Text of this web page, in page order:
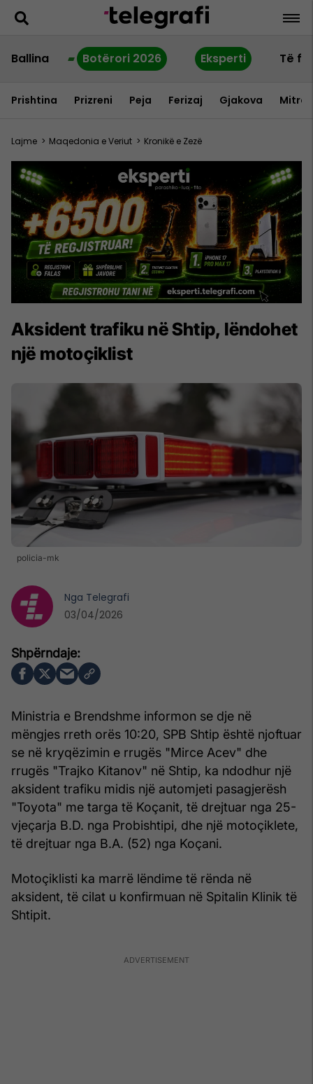
Ballina Botërori 2026 Eksperti Të
Prishtina Prizreni Peja Ferizaj Gjakova
Lajme > Maqedonia e Veriut > Kronikë e Zezë
Aksident trafiku në Shtip, lëndohet
një motoçiklist
policia-mk
Ministria e Brendshme informon se dje në
mëngjes rreth orës 10:20, SPB Shtip është njoftuar
se në kryqëzimin e rrugës "Mirce Acev" dhe
rrugës "Trajko Kitanov" në Shtip, ka ndodhur një
aksident trafiku midis një automjeti pasagjerësh
"Toyota" me targa të Koçanit, të drejtuar nga 25-
vjeçarja B.D. nga Probishtipi, dhe një motoçiklete,
të drejtuar nga B.A. (52) nga Koçani.
Motoçiklisti ka marrë lëndime të rënda në
aksident, të cilat u konfirmuan në Spitalin Klinik të
Shtipit.
Nga Telegrafi
03/04/2026